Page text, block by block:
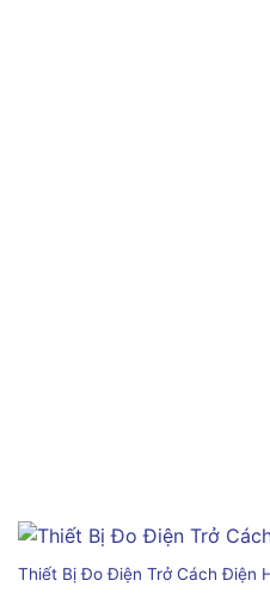
Thiết Bị Đo Điện Trở Cách Điện